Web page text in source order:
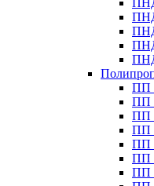
ПП
ПП
ПП
ПП
ПП
ПП
ПП